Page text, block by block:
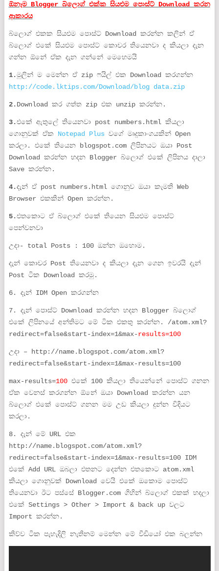
ඕනෑම Blogger බ්ලොග් එක්ක සියළුම පොස්ට් Download කරන
ආකාරය
බ්ලොග් එකක සියළුම පොස්ට් Download කරන්න කලින් ඒ
බ්ලොග් එකේ සියළුම පොස්ට් කොචර තියෙනවා ද කියලා දැන
ගන්න ඕනේ ඒක දැන ගන්නේ මෙහෙමයි
1.මුලින් ම මෙන්න ඒ zip ෆයිල් එක Download කරගන්න
http://code.lktips.com/Download/blog data.zip
2.Download කර ගත්ත zip එක unzip කරන්න.
3.එකේ ඇතුලේ තියෙනවා post numbers.html කියලා
ගොනුවක් ඒක Notepad Plusවගේ මෘදුකාංගයකින් Open
කරලා. එකේ තියෙන blogspot.com ලිපිනයට ඔයා Post
Download කරන්න හදන Blogger බ්ලොග් එකේ ලිපිනය දාලා
Save කරන්න.
4.දැන් ඒ post numbers.html ගොනුව ඔයා කැමති Web
Browser එකකින් Open කරන්න.
5.එතකොට ඒ බ්ලොග් එකේ තියෙන සියළුම පොස්ට්
පෙන්වනවා
උදා- total Posts : 100 ඔන්න ඔහොම.
දැන් කොචර Post තියෙනවා ද කියලා දැන ගෙන ඉවරයි දැන්
Post ටික Download කරමු.
6. දැන් IDM Open කරගන්න
7. දැන් පොස්ට් Download කරන්න හදන Blogger බ්ලොග්
එකේ ලිපිනයේ අන්තිමට මේ ටික එකතු කරන්න. /atom.xml?
redirect=false&start-index=1&max-results=100
උදා – http://name.blogspot.com/atom.xml?
redirect=false&start-index=1&max-results=100
max-results=100එකේ 100 කියලා තියෙන්නේ පොස්ට් ගනන
ඒක වෙනස් කරගන්න ඕනේ ඔයා Download කරන්න යන
බ්ලොග් එකේ පොස්ට් ගනන මම උඩ කියලා දුන්න විදියට
කරලා.
8. දැන් මේ URL එක
http://name.blogspot.com/atom.xml?
redirect=false&start-index=1&max-results=100 IDM
එකේ Add URL ඔබලා එතනට දෙන්න එතකොට atom.xml
කියලා ගොනුවක් Download වෙයි එකේ ඔකොම පොස්ට්
තියෙනවා ඊට පස්සේ Blogger.com ගිහින් බ්ලොග් එකක් හදලා
එකේ Settings > Other > Import & back up වලට
Import කරන්න.
කිව්ව ටික පැහැදිලි නැතිනම් මෙන්න මේ වීඩියෝ එක බලන්න